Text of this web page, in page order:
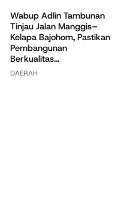
Wabup Adlin Tambunan
Tinjau Jalan Manggis–
Kelapa Bajohom, Pastikan
Pembangunan
Berkualitas...
DAERAH